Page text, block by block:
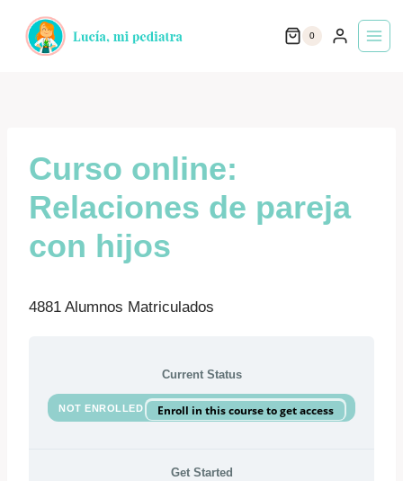
0
Curso online:
Relaciones de pareja
con hijos
4881 Alumnos Matriculados
Current Status
NOT ENROLLED Enroll in this course to get access
Get Started